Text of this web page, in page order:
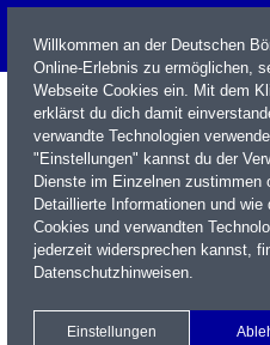
Name / WKN / ISIN / Kürzel
Xetra Realtime
Watchlist
Willkommen an der Deutschen
Online-Erlebnis zu ermöglichen,
Webseite Cookies ein. Mit dem
erklärst du dich damit
verwandte Technologien
"Einstellungen" kannst du der
Dienste im Einzelnen zustimmen
Detaillierte Informationen und wie
Cookies und verwandten
jederzeit widersprechen kannst,
Datenschutzhinweisen.
Einstellungen